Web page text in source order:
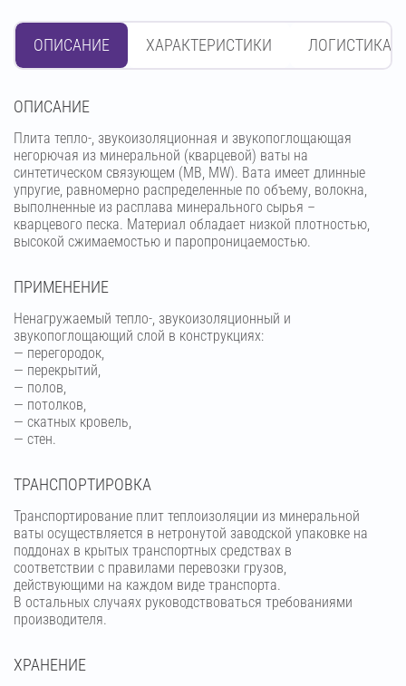
ОПИСАНИЕ ХАРАКТЕРИСТИКИ ЛОГИСТИКА
OПИСАНИЕ
Плита тепло-, звукоизоляционная и звукопоглощающая
негорючая из минеральной (кварцевой) ваты на
синтетическом связующем (МВ, MW). Вата имеет длинные
упругие, равномерно распределенные по объему, волокна,
выполненные из расплава минерального сырья –
кварцевого песка. Материал обладает низкой плотностью,
высокой сжимаемостью и паропроницаемостью.
ПРИМЕНЕНИЕ
Ненагружаемый тепло-, звукоизоляционный и
звукопоглощающий слой в конструкциях:
— перегородок,
— перекрытий,
— полов,
— потолков,
— скатных кровель,
— стен.
ТРАНСПОРТИРОВКА
Транспортирование плит теплоизоляции из минеральной
ваты осуществляется в нетронутой заводской упаковке на
поддонах в крытых транспортных средствах в
соответствии с правилами перевозки грузов,
действующими на каждом виде транспорта.
В остальных случаях руководствоваться требованиями
производителя.
ХРАНЕНИЕ